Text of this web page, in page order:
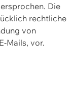
Die
rechtliche
von
Mails, vor.